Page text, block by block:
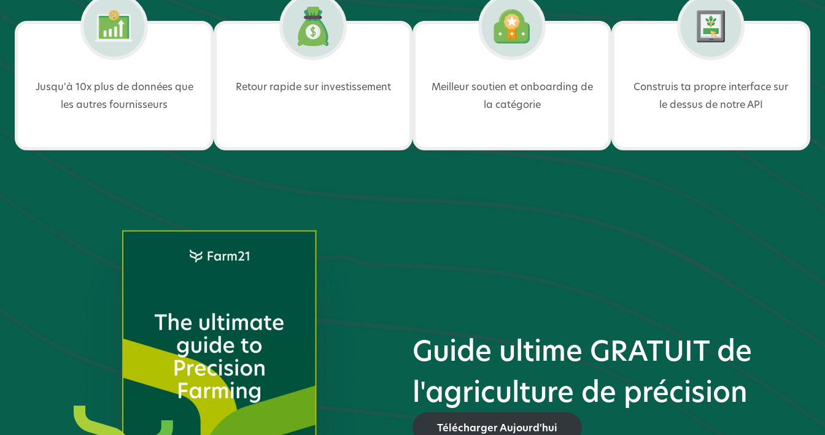
Jusqu'à 10x plus de données que
les autres fournisseurs
Retour rapide sur investissement
Meilleur soutien et onboarding de
la catégorie
Construis ta propre interface sur
le dessus de notre API
Guide ultime GRATUIT de
l'agriculture de précision
Télécharger Aujourd'hui